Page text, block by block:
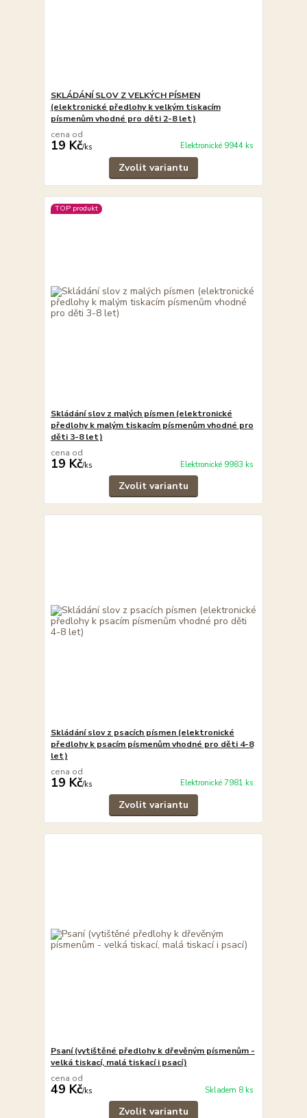
SKLÁDÁNÍ SLOV Z VELKÝCH PÍSMEN
(elektronické předlohy k velkým tiskacím
písmenům vhodné pro děti 2-8 let)
cena od
19 Kč/ks Elektronické 9944 ks
Zvolit variantu
TOP produkt
Skládání slov z malých písmen (elektronické
předlohy k malým tiskacím písmenům vhodné pro
děti 3-8 let)
cena od
19 Kč/ks Elektronické 9983 ks
Zvolit variantu
Skládání slov z psacích písmen (elektronické
předlohy k psacím písmenům vhodné pro děti 4-8
let)
cena od
19 Kč/ks Elektronické 7981 ks
Zvolit variantu
Psaní (vytištěné předlohy k dřevěným písmenům -
velká tiskací, malá tiskací i psací)
cena od
49 Kč/ks Skladem 8 ks
Zvolit variantu